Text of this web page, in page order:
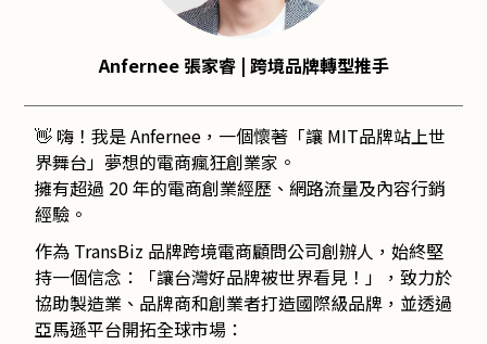
Anfernee 張家睿 | 跨境品牌轉型推手
👋 嗨！我是 Anfernee，一個懷著「讓 MIT品牌站上世
界舞台」夢想的電商瘋狂創業家。
擁有超過 20 年的電商創業經歷、網路流量及內容行銷
經驗。
作為 TransBiz 品牌跨境電商顧問公司創辦人，始終堅
持一個信念：「讓台灣好品牌被世界看見！」，致力於
協助製造業、品牌商和創業者打造國際級品牌，並透過
亞馬遜平台開拓全球市場：